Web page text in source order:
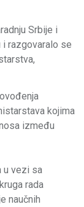
Srbije i
i razgovaralo se
kojima
između
u vezi sa
rada
naučnih